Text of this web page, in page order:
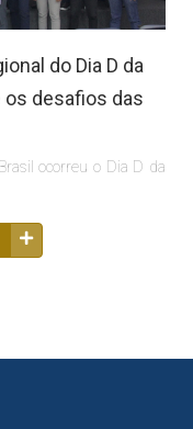
do Dia D da
os desafios das
ocorreu o Dia D da